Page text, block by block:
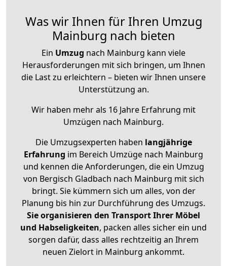
Was wir Ihnen für Ihren Umzug
Mainburg nach bieten
Ein Umzug nach Mainburg kann viele
Herausforderungen mit sich bringen, um Ihnen
die Last zu erleichtern – bieten wir Ihnen unsere
Unterstützung an.
Wir haben mehr als 16 Jahre Erfahrung mit
Umzügen nach Mainburg.
Die Umzugsexperten haben langjährige
Erfahrung im Bereich Umzüge nach Mainburg
und kennen die Anforderungen, die ein Umzug
von Bergisch Gladbach nach Mainburg mit sich
bringt. Sie kümmern sich um alles, von der
Planung bis hin zur Durchführung des Umzugs.
Sie organisieren den Transport Ihrer Möbel
und Habseligkeiten, packen alles sicher ein und
sorgen dafür, dass alles rechtzeitig an Ihrem
neuen Zielort in Mainburg ankommt.